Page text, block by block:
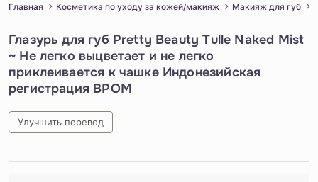
Главная Косметика по уходу за кожей/макияж Макияж для губ
Глазурь для губ Pretty Beauty Tulle Naked Mist
~ Не легко выцветает и не легко
приклеивается к чашке Индонезийская
регистрация BPOM
Улучшить перевод